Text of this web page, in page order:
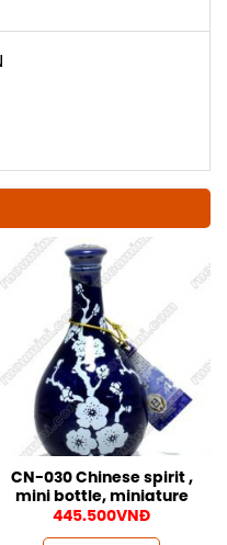
CN-030 Chinese spirit ,
mini bottle, miniature
445.500VNĐ